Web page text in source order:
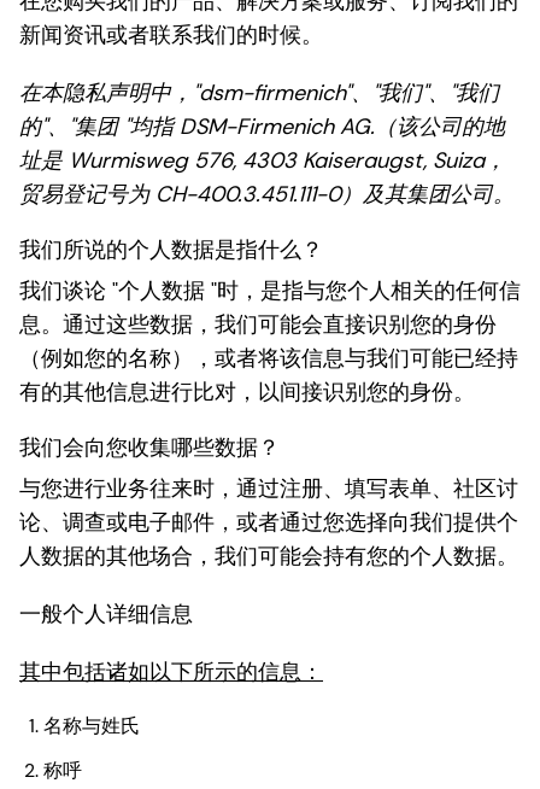
新闻资讯或者联系我们的时候。
在本隐私声明中，"dsm-firmenich"、"我们"、"我们
的"、"集团 "均指 DSM-Firmenich AG.（该公司的地
址是 Wurmisweg 576, 4303 Kaiseraugst, Suiza，
贸易登记号为 CH-400.3.451.111-0）及其集团公司。
我们所说的个人数据是指什么？
我们谈论 "个人数据 "时，是指与您个人相关的任何信
息。通过这些数据，我们可能会直接识别您的身份
（例如您的名称），或者将该信息与我们可能已经持
有的其他信息进行比对，以间接识别您的身份。
我们会向您收集哪些数据？
与您进行业务往来时，通过注册、填写表单、社区讨
论、调查或电子邮件，或者通过您选择向我们提供个
人数据的其他场合，我们可能会持有您的个人数据。
一般个人详细信息
其中包括诸如以下所示的信息：
名称与姓氏
称呼